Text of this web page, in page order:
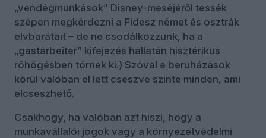
„vendégmunkások” Disney-meséjéről tessék
szépen megkérdezni a Fidesz német és osztrák
elvbarátait – de ne csodálkozzunk, ha a
„gastarbeiter” kifejezés hallatán hisztérikus
röhögésben törnek ki.) Szóval e beruházások
körül valóban el lett cseszve szinte minden, ami
elcseszhető.
Csakhogy, ha valóban azt hiszi, hogy a
munkavállalói jogok vagy a környezetvédelmi